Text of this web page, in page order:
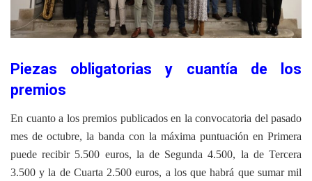
Piezas obligatorias y cuantía de los
premios
En cuanto a los premios publicados en la convocatoria del pasado
mes de octubre, la banda con la máxima puntuación en Primera
puede recibir 5.500 euros, la de Segunda 4.500, la de Tercera
3.500 y la de Cuarta 2.500 euros, a los que habrá que sumar mil